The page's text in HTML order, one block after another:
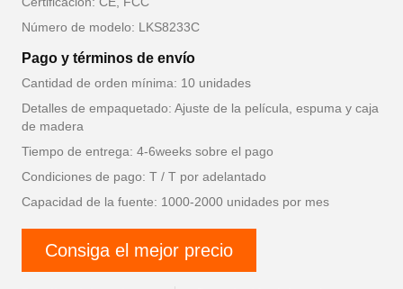
Número de modelo: LKS8233C
Pago y términos de envío
Cantidad de orden mínima: 10 unidades
Detalles de empaquetado: Ajuste de la película, espuma y caja
de madera
Tiempo de entrega: 4-6weeks sobre el pago
Condiciones de pago: T / T por adelantado
Capacidad de la fuente: 1000-2000 unidades por mes
Consiga el mejor precio